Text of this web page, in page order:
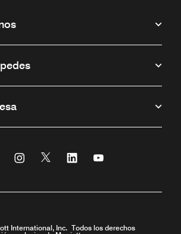
Facebook
una ventana nueva
Instagram
Abre una ventana nueva
Twitter
Abre una ventana nueva
Linkedin
Abre una ventana nueva
Abre una ventana
International, Inc. Todos los derechos